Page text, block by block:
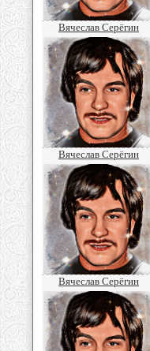
Вячеслав Серёгин
Вячеслав Серёгин
Вячеслав Серёгин